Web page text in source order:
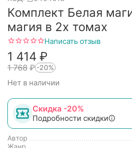
Комплект Белая
магия в 2х томах
Написать отзыв
1 414 ₽
1 768 ₽-20%
Нет в наличии
Скидка -20%
Подробности скидки
Автор